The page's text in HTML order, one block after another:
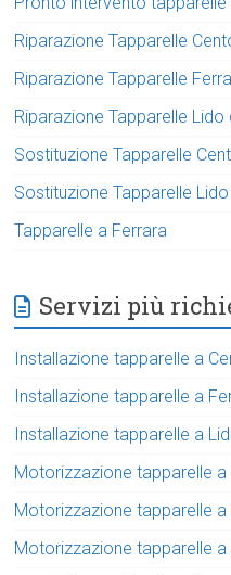
Riparazione Tapparelle
Riparazione Tapparelle
Riparazione Tapparelle Lido
Sostituzione Tapparelle
Sostituzione Tapparelle
Tapparelle a Ferrara
Servizi più
Installazione tapparelle a
Installazione tapparelle a
Installazione tapparelle a
Motorizzazione tapparelle a
Motorizzazione tapparelle a
Motorizzazione tapparelle a